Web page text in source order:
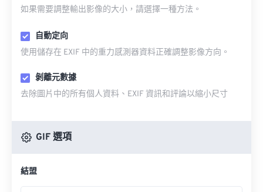
如果需要調整輸出影像的大小，請選擇一種方法。
自動定向
使用儲存在 EXIF 中的重力感測器資料正確調整影像方向。
剝離元數據
去除圖片中的所有個人資料、EXIF 資訊和評論以縮小尺寸
GIF 選項
結盟